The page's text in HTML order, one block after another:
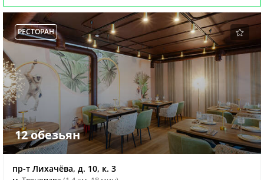
РЕСТОРАН
12 обезьян
пр-т Лихачёва, д. 10, к. 3